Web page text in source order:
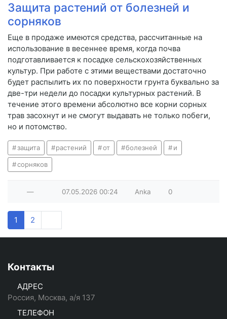
Защита растений от болезней и
сорняков
Еще в продаже имеются средства, рассчитанные на
использование в весеннее время, когда почва
подготавливается к посадке сельскохозяйственных
культур. При работе с этими веществами достаточно
будет распылить их по поверхности грунта буквально за
две-три недели до посадки культурных растений. В
течение этого времени абсолютно все корни сорных
трав засохнут и не смогут выдавать не только побеги,
но и потомство.
защита растений от болезней и
сорняков
— 07.05.2026 00:24 Anka 0
1 2
Контакты
АДРЕС
Россия, Москва, а/я 137
ТЕЛЕФОН